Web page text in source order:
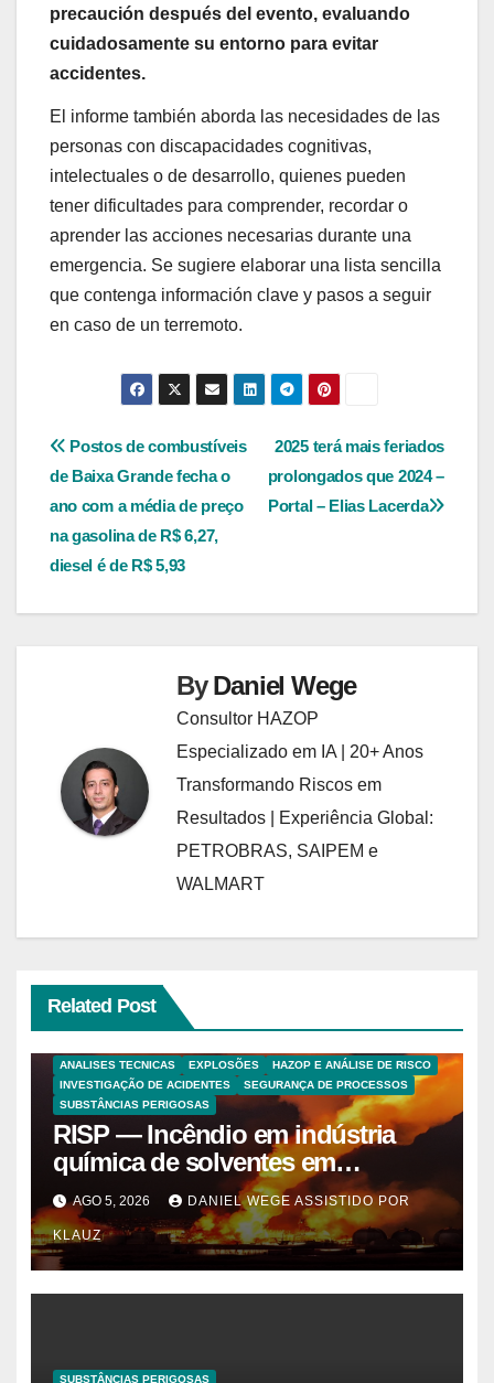
precaución después del evento, evaluando
cuidadosamente su entorno para evitar
accidentes.
El informe también aborda las necesidades de las
personas con discapacidades cognitivas,
intelectuales o de desarrollo, quienes pueden
tener dificultades para comprender, recordar o
aprender las acciones necesarias durante una
emergencia. Se sugiere elaborar una lista sencilla
que contenga información clave y pasos a seguir
en caso de un terremoto.
Navegação
de
Post
2025 terá mais feriados
prolongados que 2024 –
Portal – Elias Lacerda
Postos de combustíveis
de Baixa Grande fecha o
ano com a média de preço
na gasolina de R$ 6,27,
diesel é de R$ 5,93
ByDaniel Wege
Consultor HAZOP
Especializado em IA | 20+ Anos
Transformando Riscos em
Resultados | Experiência Global:
PETROBRAS, SAIPEM e
WALMART
Related Post
ANALISES TECNICAS EXPLOSÕES
HAZOP E ANÁLISE DE RISCO
INVESTIGAÇÃO DE ACIDENTES
SEGURANÇA DE PROCESSOS
SUBSTÂNCIAS PERIGOSAS
RISP — Incêndio em indústria
química de solventes em
Itaquaquecetuba/SP
(UNIQUIMA/Quema)
AGO 5, 2026 DANIEL WEGE ASSISTIDO POR
KLAUZ
SUBSTÂNCIAS PERIGOSAS